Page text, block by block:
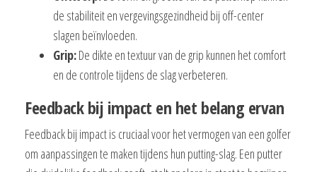
de stabiliteit en vergevingsgezindheid bij off-center
slagen beïnvloeden.
Grip:De dikte en textuur van de grip kunnen het comfort
en de controle tijdens de slag verbeteren.
Feedback bij impact en het belang ervan
Feedback bij impact is cruciaal voor het vermogen van een golfer
om aanpassingen te maken tijdens hun putting-slag. Een putter